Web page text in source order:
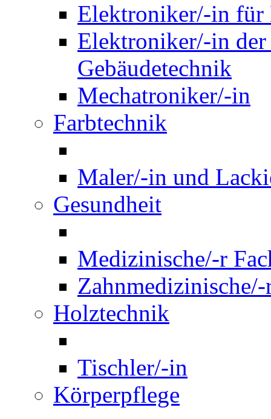
Elektroniker/-in für
Elektroniker/-in
Gebäudetechnik
Mechatroniker/-in
Farbtechnik
Maler/-in und
Gesundheit
Medizinische/-r
Holztechnik
Tischler/-in
Körperpflege